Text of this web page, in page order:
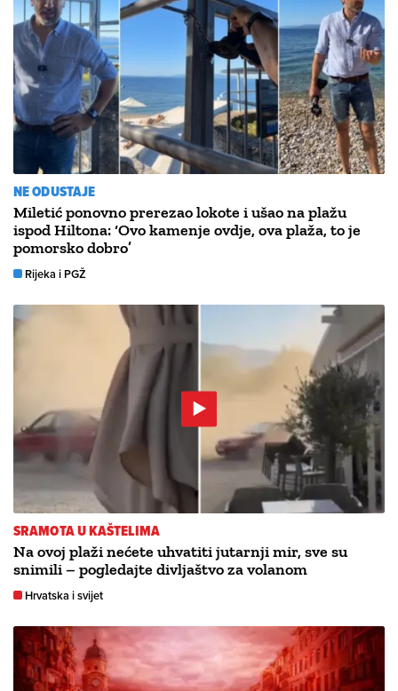
NE ODUSTAJE
Miletić ponovno prerezao lokote i ušao na plažu
ispod Hiltona: ‘Ovo kamenje ovdje, ova plaža, to je
pomorsko dobro’
Rijeka i PGŽ
SRAMOTA U KAŠTELIMA
Na ovoj plaži nećete uhvatiti jutarnji mir, sve su
snimili – pogledajte divljaštvo za volanom
Hrvatska i svijet